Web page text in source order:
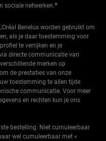
sociale netwerken.*
Benelux worden gebruikt om
als je daar toestemming voor
te verrijken en je
directe communicatie van
merken op
de prestaties van onze
toestemming te allen tijde
communicatie. Voor meer
en rechten kun je ons
bestelling. Niet cumuleerbaar
wel cumuleerbaar met «